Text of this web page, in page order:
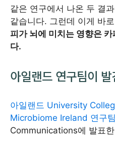
같은 연구에서 나온 두 결
같습니다. 그런데 이게 바
피가 뇌에 미치는 영향은
다.
아일랜드 연구팀이
아일랜드 University
Microbiome Ireland 연구팀
Communications에 발표